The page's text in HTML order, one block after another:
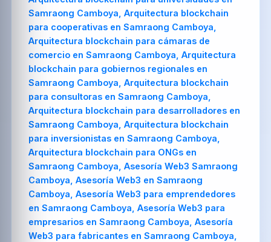
Samraong Camboya, Arquitectura blockchain
para cooperativas en Samraong Camboya,
Arquitectura blockchain para cámaras de
comercio en Samraong Camboya, Arquitectura
blockchain para gobiernos regionales en
Samraong Camboya, Arquitectura blockchain
para consultoras en Samraong Camboya,
Arquitectura blockchain para desarrolladores en
Samraong Camboya, Arquitectura blockchain
para inversionistas en Samraong Camboya,
Arquitectura blockchain para ONGs en
Samraong Camboya, Asesoría Web3 Samraong
Camboya, Asesoría Web3 en Samraong
Camboya, Asesoría Web3 para emprendedores
en Samraong Camboya, Asesoría Web3 para
empresarios en Samraong Camboya, Asesoría
Web3 para fabricantes en Samraong Camboya,